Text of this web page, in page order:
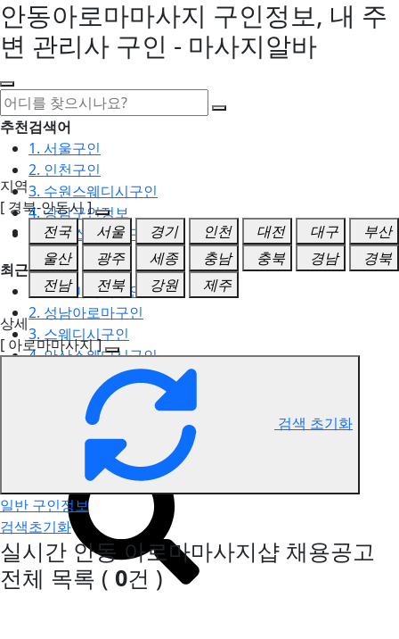
안동아로마마사지 구인정보, 내 주
변 관리사 구인 - 마사지알바
추천검색어
1. 서울구인
2. 인천구인
3. 수원스웨디시구인
4. 강남구인정보
5. 동탄스웨디시구인
최근검색어
1. 일산마사지구인
2. 성남아로마구인
3. 스웨디시구인
4. 안산스웨디시구인
5. 아로마구인
안동 아로마마사지 구인정보
지역
[ 경북-안동시 ]
전국
서울 경기 인천 대전 대구
부산
울산
광주 세종 충남 충북 경남
경북
전남
전북 강원
제주
상세
[ 아로마마사지 ]
검색 초기화
일반 구인정보
검색초기화
실시간 안동 아로마마사지샵 채용공고
전체 목록 ( 0건 )